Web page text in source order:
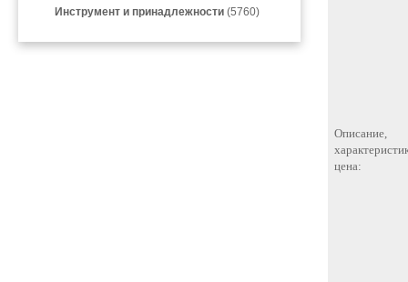
Инструмент и принадлежности (5760)
Описание,
цена: